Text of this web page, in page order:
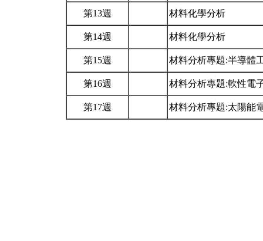
第13週 材料化學分析
第14週 材料化學分析
第15週 材料分析專題:半導體
第16週 材料分析專題:軟性電
第17週 材料分析專題:太陽能